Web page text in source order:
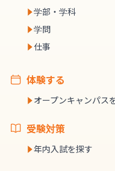
学部・学科
学問
仕事
体験する
オープンキャンパス
受験対策
年内入試を探す